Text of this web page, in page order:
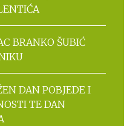
BRANKO ŠUBIĆ
DAN POBJEDE I
TE DAN